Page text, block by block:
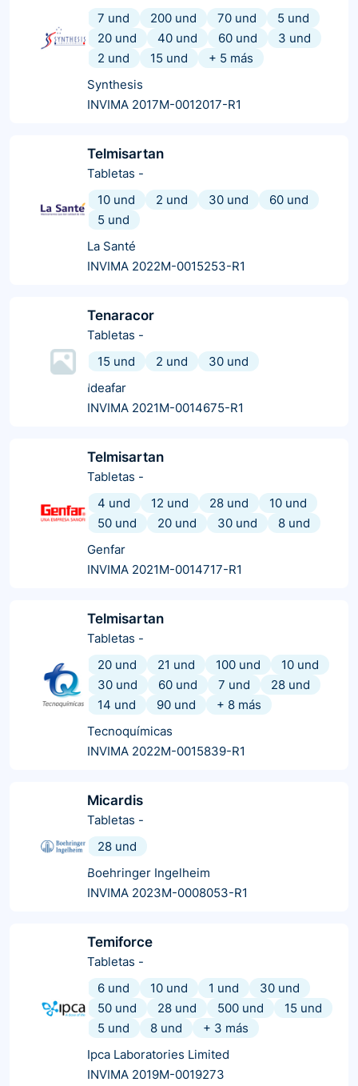
7 und
200 und 70 und
5 und
20 und
40 und 60 und
3 und
2 und
15 und + 5 más
Synthesis
INVIMA 2017M-0012017-R1
Telmisartan
Tabletas -
10 und
2 und 30 und
60 und
5 und
La Santé
INVIMA 2022M-0015253-R1
Tenaracor
Tabletas -
15 und
2 und
30 und
Ideafar
INVIMA 2021M-0014675-R1
Telmisartan
Tabletas -
4 und
12 und 28 und
10 und
50 und
20 und 30 und
8 und
Genfar
INVIMA 2021M-0014717-R1
Telmisartan
Tabletas -
20 und
21 und 100 und
10 und
30 und
60 und 7 und
28 und
14 und
90 und + 8 más
Tecnoquímicas
INVIMA 2022M-0015839-R1
Micardis
Tabletas -
28 und
Boehringer Ingelheim
INVIMA 2023M-0008053-R1
Temiforce
Tabletas -
6 und
10 und 1 und
30 und
50 und
28 und 500 und
15 und
5 und
8 und + 3 más
Ipca Laboratories Limited
INVIMA 2019M-0019273